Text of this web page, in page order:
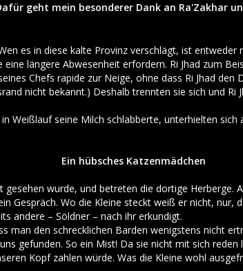
geht mein besonderer Dank an Ra'Zakhar
es in diese kalte Provinz verschlägt, ist
längere Abwesenheit erfordern. Ri Jhad zum
Chefs rapide zur Neige, ohne dass Ri Jhad den
nicht bekannt.) Deshalb trennten sie sich und Ri
Weißlauf seine Milch schlabberte, unterhielten
Ein hübsches Katzenmädchen
wurde, und betreten die dortige Herberge.
Gespräch. Wo die Kleine steckt weiß er nicht,
andere – Söldner – nach ihr erkundigt.
man den schrecklichen Barden wenigstens nicht
gefunden. So ein Mist! Da sie nicht mit sich reden
Kopf zahlen würde. Was die Kleine wohl